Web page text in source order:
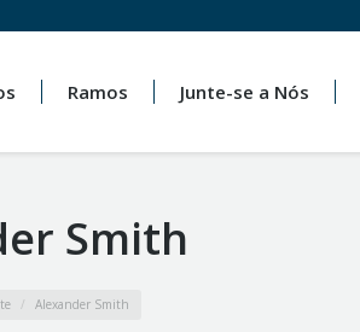
Ramos Junte-se a Nós
Smith
Alexander Smith